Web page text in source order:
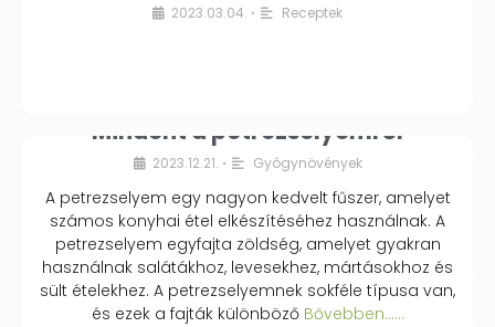
2023.03.04. • Receptek
Mindent a petrezselyemről
2023.12.21. • Gyógynövények
A petrezselyem egy nagyon kedvelt fűszer, amelyet
számos konyhai étel elkészítéséhez használnak. A
petrezselyem egyfajta zöldség, amelyet gyakran
használnak salátákhoz, levesekhez, mártásokhoz és
sült ételekhez. A petrezselyemnek sokféle típusa van,
és ezek a fajták különbözőBővebben...…